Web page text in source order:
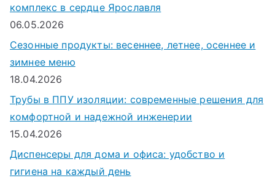
комплекс в сердце Ярославля
06.05.2026
Сезонные продукты: весеннее, летнее, осеннее и
зимнее меню
18.04.2026
Трубы в ППУ изоляции: современные решения для
комфортной и надежной инженерии
15.04.2026
Диспенсеры для дома и офиса: удобство и
гигиена на каждый день